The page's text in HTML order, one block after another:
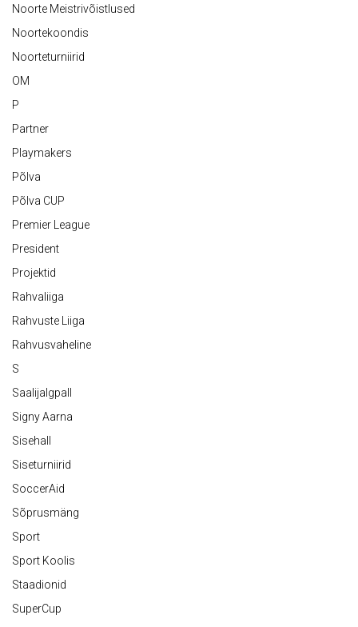
Noorte Meistrivõistlused
Noortekoondis
Noorteturniirid
OM
P
Partner
Playmakers
Põlva
Põlva CUP
Premier League
President
Projektid
Rahvaliiga
Rahvuste Liiga
Rahvusvaheline
S
Saalijalgpall
Signy Aarna
Sisehall
Siseturniirid
SoccerAid
Sõprusmäng
Sport
Sport Koolis
Staadionid
SuperCup